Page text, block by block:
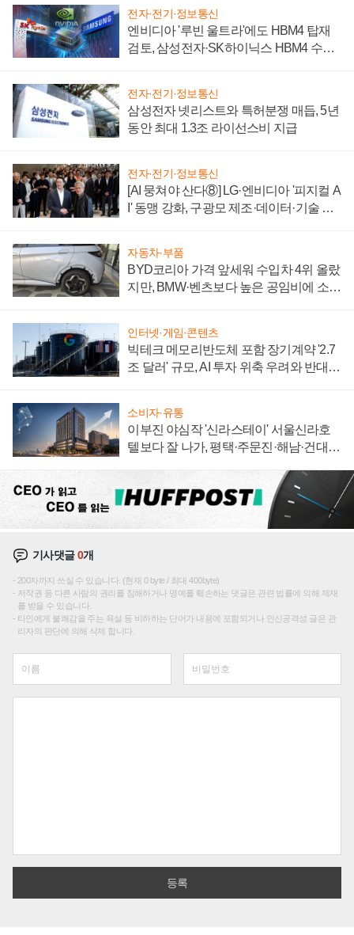
전자·전기·정보통신
엔비디아 '루빈 울트라'에도 HBM4 탑재
검토, 삼성전자·SK하이닉스 HBM4 수율
전자·전기·정보통신
삼성전자 넷리스트와 특허분쟁 매듭, 5년
동안 최대 1.3조 라이선스비 지급
전자·전기·정보통신
[AI 뭉쳐야 산다⑧] LG·엔비디아 '피지컬 A
I' 동맹 강화, 구광모 제조·데이터·기술 결
자동차·부품
BYD코리아 가격 앞세워 수입차 4위 올랐
지만, BMW·벤츠보다 높은 공임비에 소비
인터넷·게임·콘텐츠
빅테크 메모리반도체 포함 장기계약 '2.7
조 달러' 규모, AI 투자 위축 우려와 반대
소비자·유통
이부진 야심작 '신라스테이' 서울신라호
텔보다 잘 나가, 평택·주문진·해남·건대로
기사댓글0개
200자까지 쓰실 수 있습니다. (현재 0 byte / 최대 400byte)
저작권 등 다른 사람의 권리를 침해하거나 명예를 훼손하는 댓글은 관련 법률에 의해 제재
를 받을 수 있습니다.
타인에게 불쾌감을 주는 욕설 등 비하하는 단어가 내용에 포함되거나 인신공격성 글은 관
리자의 판단에 의해 삭제 합니다.